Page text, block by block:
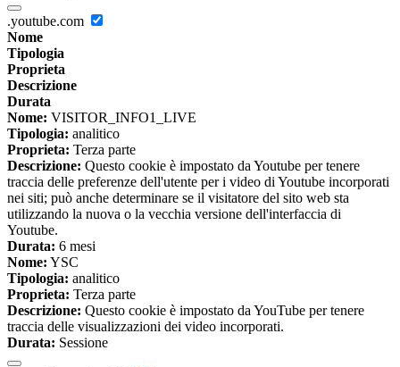
.youtube.com
Nome
Tipologia
Proprieta
Descrizione
Durata
Nome: VISITOR_INFO1_LIVE
Tipologia: analitico
Proprieta: Terza parte
Descrizione: Questo cookie è impostato da Youtube per tenere
traccia delle preferenze dell'utente per i video di Youtube incorporati
nei siti; può anche determinare se il visitatore del sito web sta
utilizzando la nuova o la vecchia versione dell'interfaccia di
Youtube.
Durata: 6 mesi
Nome: YSC
Tipologia: analitico
Proprieta: Terza parte
Descrizione: Questo cookie è impostato da YouTube per tenere
traccia delle visualizzazioni dei video incorporati.
Durata: Sessione